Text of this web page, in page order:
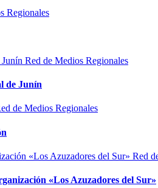
Regionales
Red de Medios Regionales
de Junín
de Medios Regionales
Red
«Los Azuzadores del Sur»